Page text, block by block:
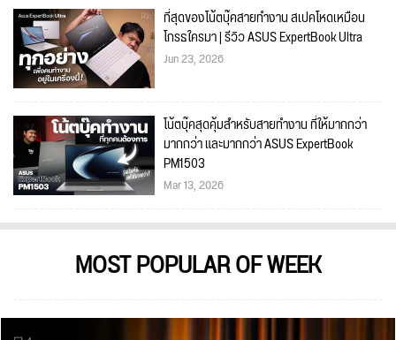
ที่สุดของโน้ตบุ๊คสายทำงาน สเปคโหดเหมือน
โกรธใครมา | รีวิว ASUS ExpertBook Ultra
Jun 23, 2026
โน้ตบุ๊คสุดคุ้มสำหรับสายทำงาน ที่ให้มากกว่า
มากกว่า และมากกว่า ASUS ExpertBook
PM1503
Mar 13, 2026
MOST POPULAR OF WEEK